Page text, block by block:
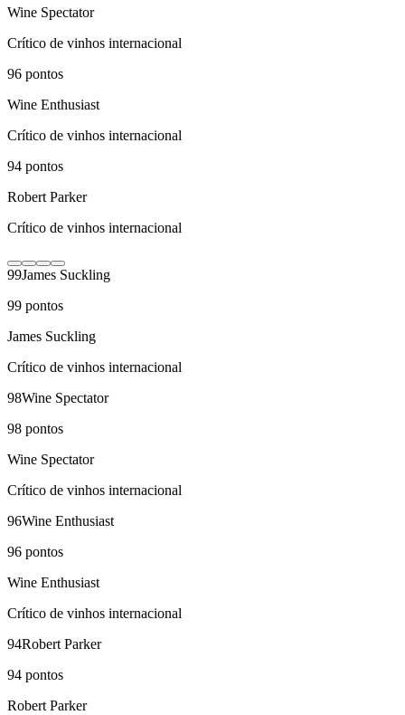
Wine Spectator
Crítico de vinhos internacional
96 pontos
Wine Enthusiast
Crítico de vinhos internacional
94 pontos
Robert Parker
Crítico de vinhos internacional
99James Suckling
99 pontos
James Suckling
Crítico de vinhos internacional
98Wine Spectator
98 pontos
Wine Spectator
Crítico de vinhos internacional
96Wine Enthusiast
96 pontos
Wine Enthusiast
Crítico de vinhos internacional
94Robert Parker
94 pontos
Robert Parker